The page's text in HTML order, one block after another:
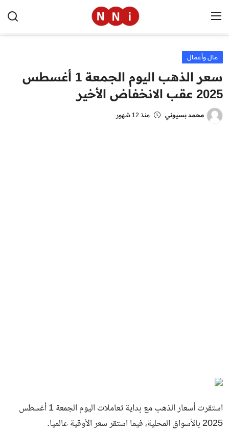
الرئيسية
اخبار مصر
العالم
مال وأعمال
سعر الذهب اليوم الجمعة 1 أغسطس
2025 عقب الانخفاض الأخير
محمد بسيوني منذ 12 شهور
استقرت أسعار الذهب مع بداية تعاملات اليوم الجمعة 1 أغسطس
2025 بالأسواق المحلية، فيما استقر سعر الأوقية عالميا.